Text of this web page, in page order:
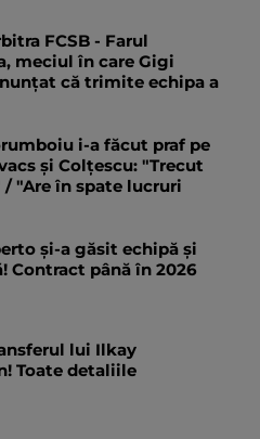
FCSB - Farul
meciul în care Gigi
că trimite echipa a
i-a făcut praf pe
și Colțescu: "Trecut
"Are în spate lucruri
și-a găsit echipă și
Contract până în 2026
lui Ilkay
Toate detaliile